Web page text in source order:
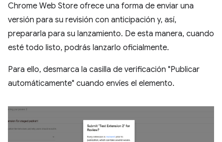
Chrome Web Store ofrece una forma de enviar una
versión para su revisión con anticipación y, así,
prepararla para su lanzamiento. De esta manera, cuando
esté todo listo, podrás lanzarlo oficialmente.
Para ello, desmarca la casilla de verificación "Publicar
automáticamente" cuando envíes el elemento.